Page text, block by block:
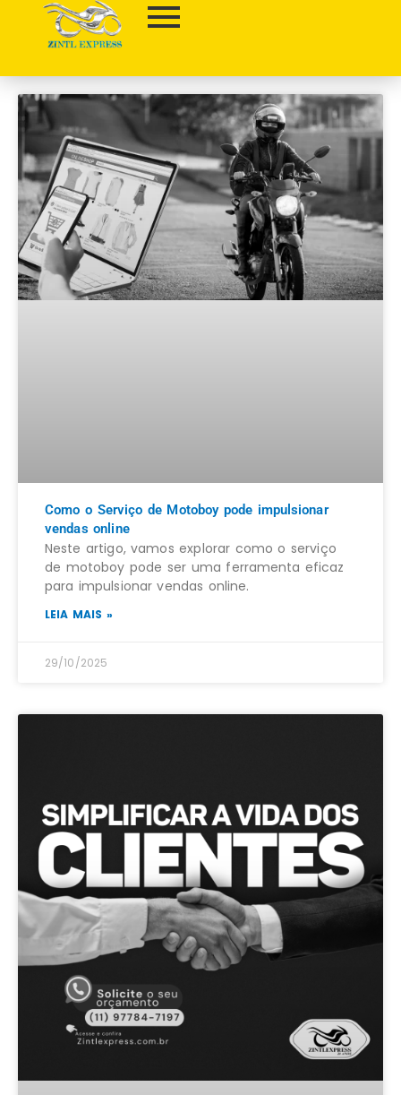
Como o Serviço de Motoboy pode impulsionar
vendas online
Neste artigo, vamos explorar como o serviço
de motoboy pode ser uma ferramenta eficaz
para impulsionar vendas online.
LEIA MAIS »
29/10/2025